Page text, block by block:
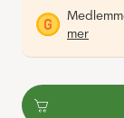
mer